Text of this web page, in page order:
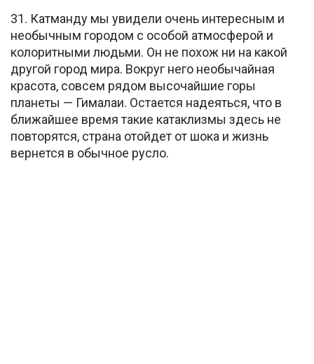
31. Катманду мы увидели очень интересным и
необычным городом с особой атмосферой и
колоритными людьми. Он не похож ни на какой
другой город мира. Вокруг него необычайная
красота, совсем рядом высочайшие горы
планеты — Гималаи. Остается надеяться, что в
ближайшее время такие катаклизмы здесь не
повторятся, страна отойдет от шока и жизнь
вернется в обычное русло.